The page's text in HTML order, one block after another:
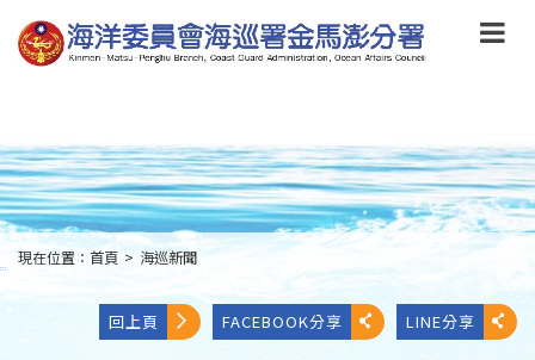
到
主
要
to
main
content
:::
現在位置： 首頁 > 海巡新聞
回上頁 FACEBOOK分享 LINE分享